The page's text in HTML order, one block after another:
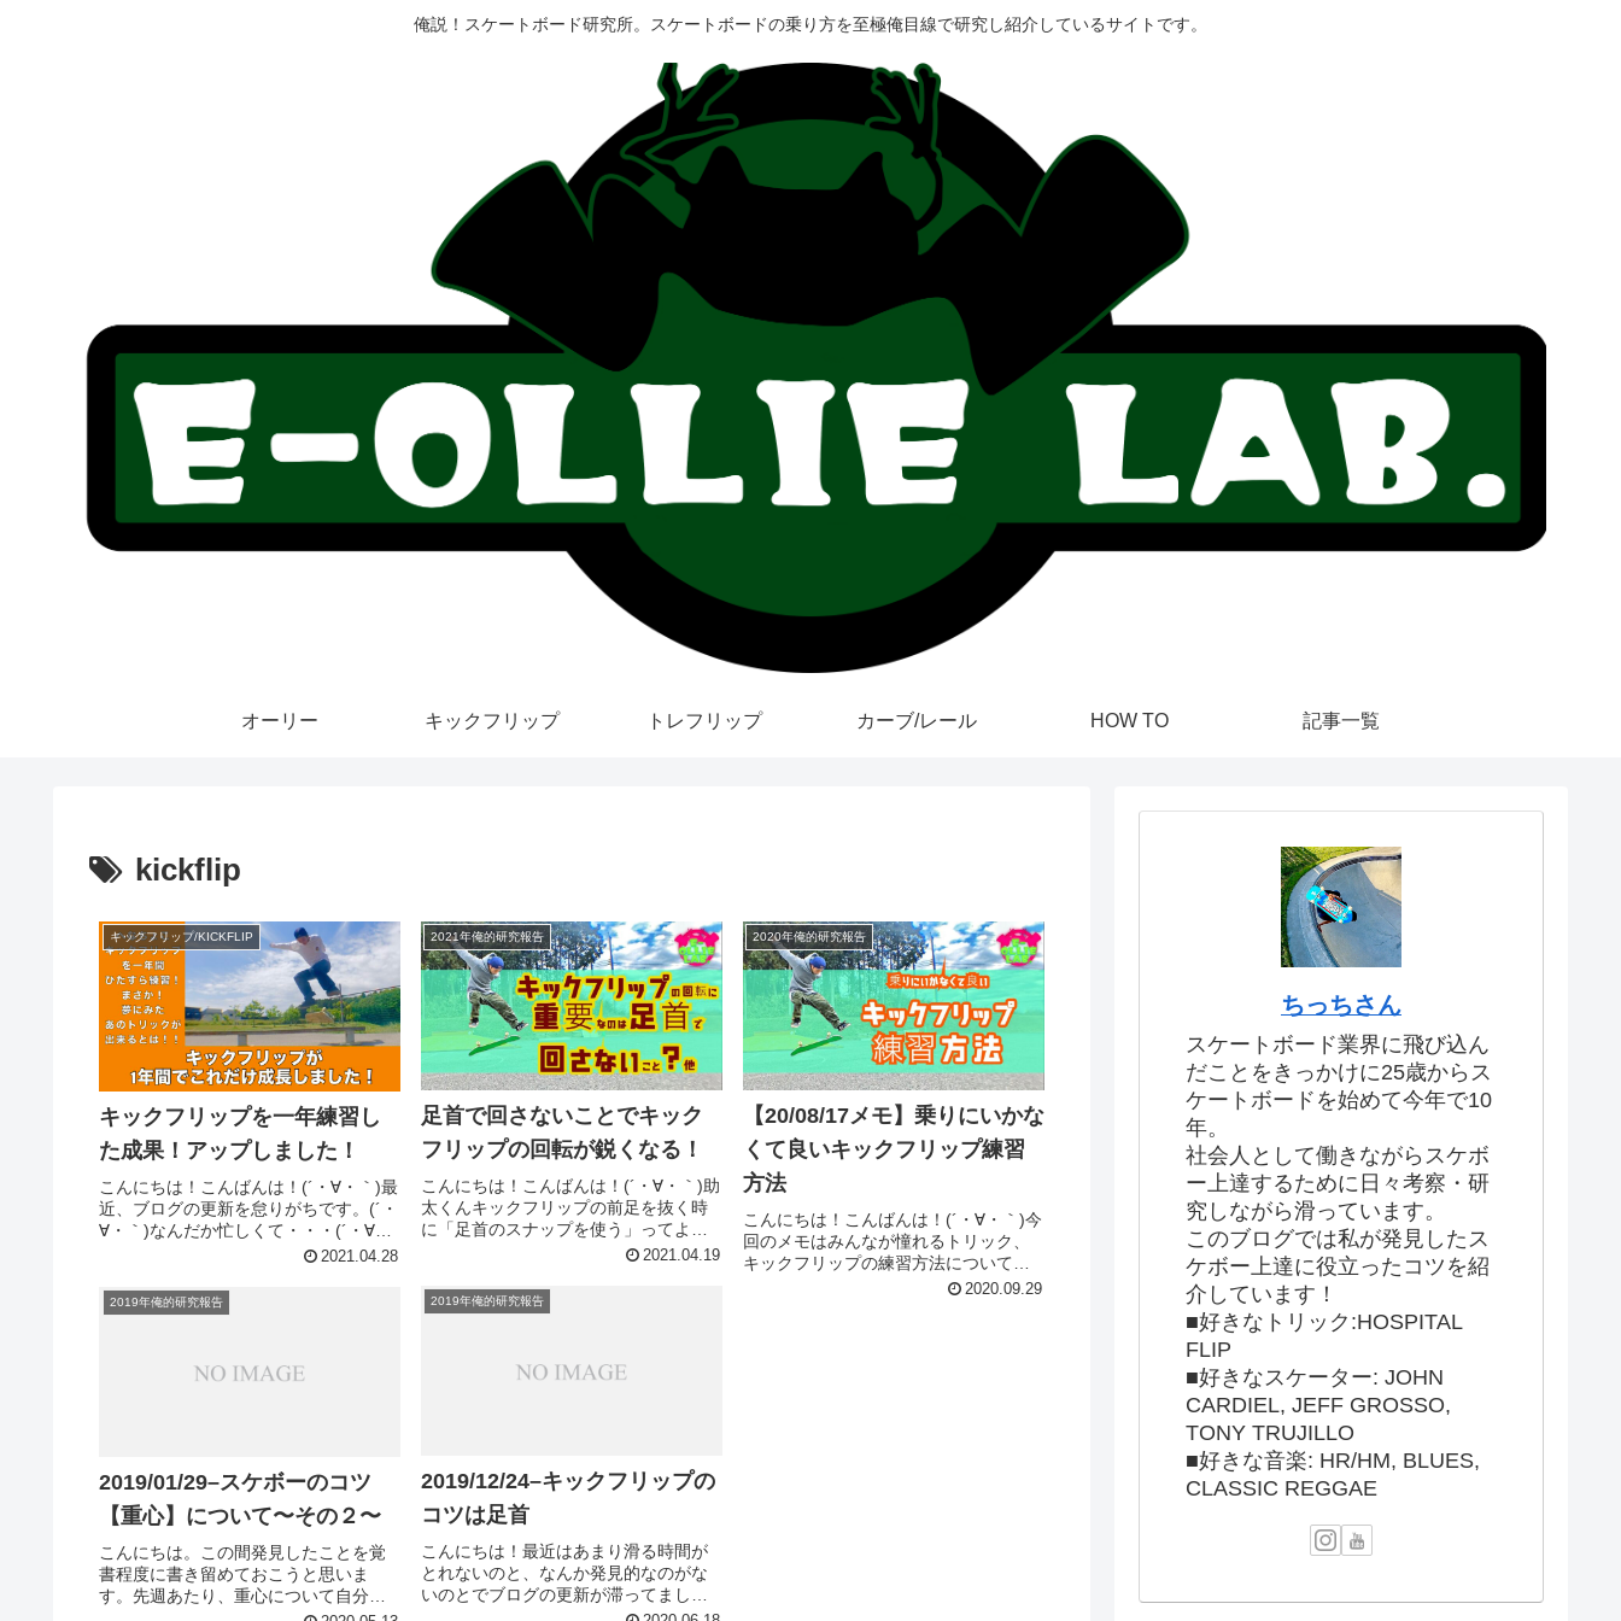
俺説！スケートボード研究所。スケートボードの乗り方を至極俺目線で研究し紹介しているサイトです。
オーリー キックフリップ トレフリップ カーブ/レール HOW TO 記事一覧
kickflip
キックフリップ/KICKFLIP
キックフリップを一年練習し
た成果！アップしました！
こんにちは！こんばんは！(´・∀・｀)最
近、ブログの更新を怠りがちです。(´・
∀・｀)なんだか忙しくて・・・(´・∀・
｀)そんな中なのですが、YouTubeに新
「キックフリップを一年練習した成
果！」です。こ...
2021.04.28
2021年俺的研究報告
足首で回さないことでキック
フリップの回転が鋭くなる！
こんにちは！こんばんは！(´・∀・｀)助
太くんキックフリップの前足を抜く時
に「足首のスナップを使う」ってよく
言うけど、スナップはどうすれば使え
はないでしょうか？かく言う私もスナ
ップが上手く使えません(´・∀...
2021.04.19
2020年俺的研究報告
【20/08/17メモ】乗りにいかな
くて良いキックフリップ練習
方法
こんにちは！こんばんは！(´・∀・｀)今
回のメモはみんなが憧れるトリック、
キックフリップの練習方法についてで
す。僕も大好きです、キックフリッ
2020.09.29
2019年俺的研究報告
2019/12/24–キックフリップの
コツは足首
こんにちは！最近はあまり滑る時間が
とれないのと、なんか発見的なのがな
いのとでブログの更新が滞ってました
(´・∀・｀)そんな本日は12月24日、ク
2019年俺的研究報告
2019/01/29–スケボーのコツ
【重心】について〜その２〜
こんにちは。この間発見したことを覚
書程度に書き留めておこうと思いま
す。先週あたり、重心について自分的
ちっちさん
スケートボード業界に飛び込ん
だことをきっかけに25歳からス
ケートボードを始めて今年で10
年。
社会人として働きながらスケボ
ー上達するために日々考察・研
究しながら滑っています。
このブログでは私が発見したス
ケボー上達に役立ったコツを紹
介しています！
■好きなトリック:HOSPITAL
FLIP
■好きなスケーター: JOHN
CARDIEL, JEFF GROSSO,
TONY TRUJILLO
■好きな音楽: HR/HM, BLUES,
CLASSIC REGGAE